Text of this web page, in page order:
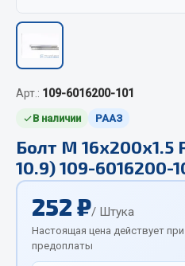
Автономные воздушные
Жидкостные подогреватели
Отопители салона
Подогреватели тосола
Весь раздел
Автотовары
Автозвук
Автокаталоги
Аксессуары автомобильные
Арт.: 109-6016200-101
В наличии РААЗ
Болт М 16х200х1.5
10.9) 109-6016200-
252 ₽/ Штука
Настоящая цена действует
предоплаты